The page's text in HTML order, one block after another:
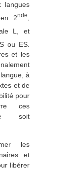
langues
en 2nde
L, et
ou ES.
et les
à
et de
pour
ces
soit
les
et
libérer